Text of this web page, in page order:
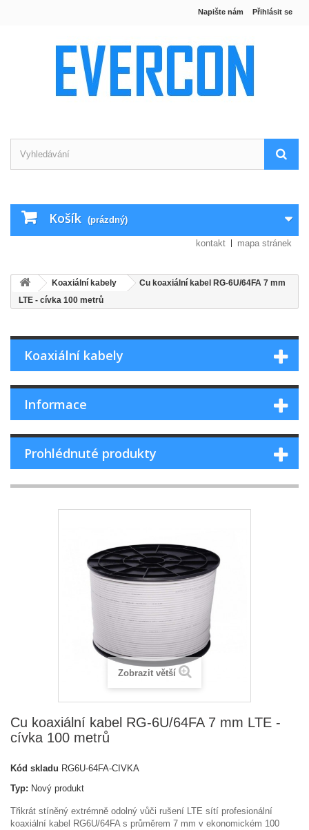
Přihlásit se
Napište nám
Košík (prázdný)
kontakt mapa stránek
Koaxiální kabely
Cu koaxiální kabel RG-6U/64FA 7 mm
LTE - cívka 100 metrů
Koaxiální kabely
Informace
Prohlédnuté produkty
Zobrazit větší
Cu koaxiální kabel RG-6U/64FA 7 mm LTE -
cívka 100 metrů
Kód skladu RG6U-64FA-CIVKA
Typ: Nový produkt
Třikrát stíněný extrémně odolný vůči rušení LTE sítí profesionální
koaxiální kabel RG6U/64FA s průměrem 7 mm v ekonomickém 100